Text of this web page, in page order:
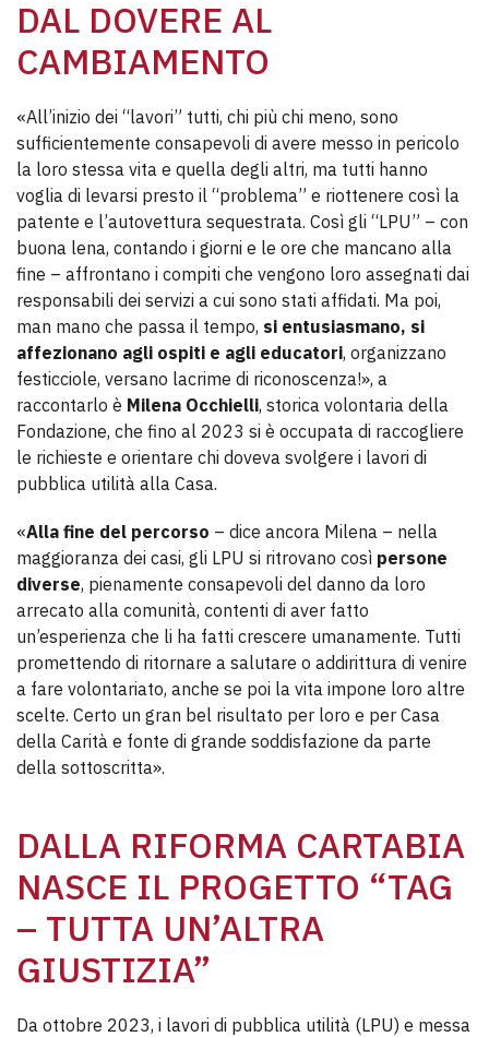
DAL DOVERE AL
CAMBIAMENTO
«All’inizio dei “lavori” tutti, chi più chi meno, sono
sufficientemente consapevoli di avere messo in pericolo
la loro stessa vita e quella degli altri, ma tutti hanno
voglia di levarsi presto il “problema” e riottenere così la
patente e l’autovettura sequestrata. Così gli “LPU” – con
buona lena, contando i giorni e le ore che mancano alla
fine – affrontano i compiti che vengono loro assegnati dai
responsabili dei servizi a cui sono stati affidati. Ma poi,
man mano che passa il tempo, si entusiasmano, si
affezionano agli ospiti e agli educatori, organizzano
festicciole, versano lacrime di riconoscenza!», a
raccontarlo è Milena Occhielli, storica volontaria della
Fondazione, che fino al 2023 si è occupata di raccogliere
le richieste e orientare chi doveva svolgere i lavori di
pubblica utilità alla Casa.
«Alla fine del percorso – dice ancora Milena – nella
maggioranza dei casi, gli LPU si ritrovano così persone
diverse, pienamente consapevoli del danno da loro
arrecato alla comunità, contenti di aver fatto
un’esperienza che li ha fatti crescere umanamente. Tutti
promettendo di ritornare a salutare o addirittura di venire
a fare volontariato, anche se poi la vita impone loro altre
scelte. Certo un gran bel risultato per loro e per Casa
della Carità e fonte di grande soddisfazione da parte
della sottoscritta».
DALLA RIFORMA CARTABIA
NASCE IL PROGETTO “TAG
– TUTTA UN’ALTRA
GIUSTIZIA”
Da ottobre 2023, i lavori di pubblica utilità (LPU) e messa